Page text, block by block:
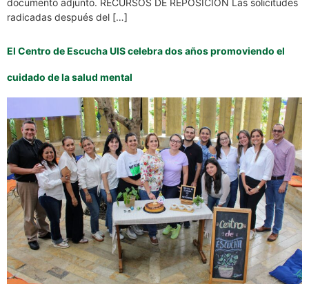
documento adjunto. RECURSOS DE REPOSICIÓN Las solicitudes
radicadas después del […]
El Centro de Escucha UIS celebra dos años promoviendo el
cuidado de la salud mental